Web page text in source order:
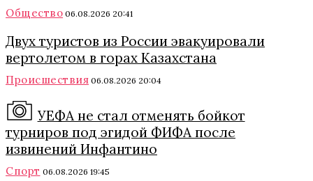
Общество 06.08.2026 20:41
Двух туристов из России эвакуировали
вертолетом в горах Казахстана
Происшествия 06.08.2026 20:04
УЕФА не стал отменять бойкот
турниров под эгидой ФИФА после
извинений Инфантино
Спорт 06.08.2026 19:45